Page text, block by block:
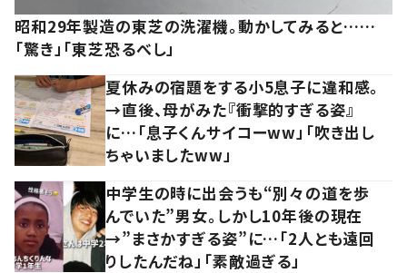
昭和29年製造の東芝の洗濯機。動かしてみると……
「驚き」「東芝恐るべし」
夏休みの宿題をする小5息子に違和感。
→直後、母がみた『衝撃的すぎる姿』
に…「息子くんサイコーww」「吹き出し
ちゃいましたww」
中学生の時に出会うも“別々の道を歩
んでいた”男女。しかし10年後の現在
→”まさかすぎる姿”に…「2人とも遠回
りしたんだね」「素敵過ぎる」